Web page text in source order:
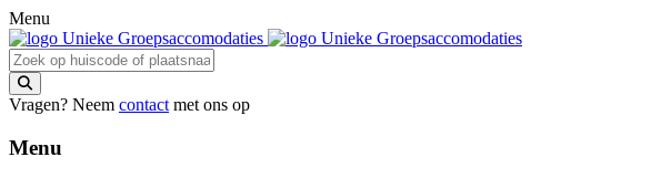
Menu
Vragen? Neem contact met ons op
Menu